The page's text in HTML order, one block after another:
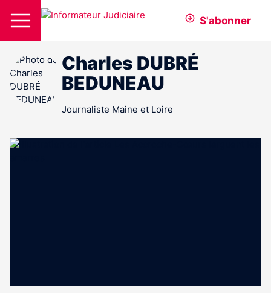
S'abonner
Charles DUBRÉ
BEDUNEAU
Journaliste Maine et Loire